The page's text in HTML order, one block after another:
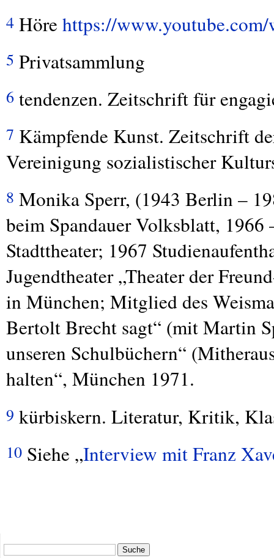
4 Höre https://
5 Privatsammlung
6 tendenzen. Zeitschrift für
7 Kämpfende Kunst. Zeitschrift
Vereinigung sozialistischer
8 Monika Sperr, (1943 Berlin –
beim Spandauer Volksblatt,
Stadttheater; 1967
Jugendtheater „Theater der
in München; Mitglied des
Bertolt Brecht sagt“ (mit Martin
unseren Schulbüchern“
halten“, München 1971.
9 kürbiskern. Literatur, Kritik,
10 Siehe „Interview mit Franz
Suche